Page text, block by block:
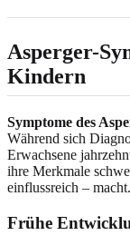
Asperger-
Kindern
Symptome des
Während sich
Erwachsene
ihre Merkmale
einflussreich – macht.
Frühe